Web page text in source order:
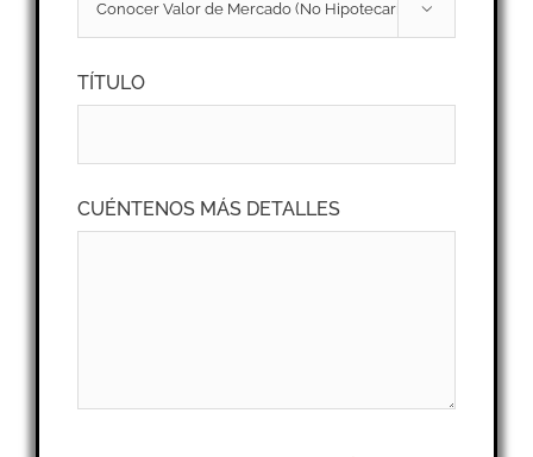

TÍTULO
CUÉNTENOS MÁS DETALLES